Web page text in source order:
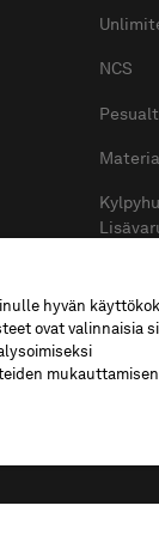
NCS
Opas:
Opas:
hyvän
ovat valinnaisia